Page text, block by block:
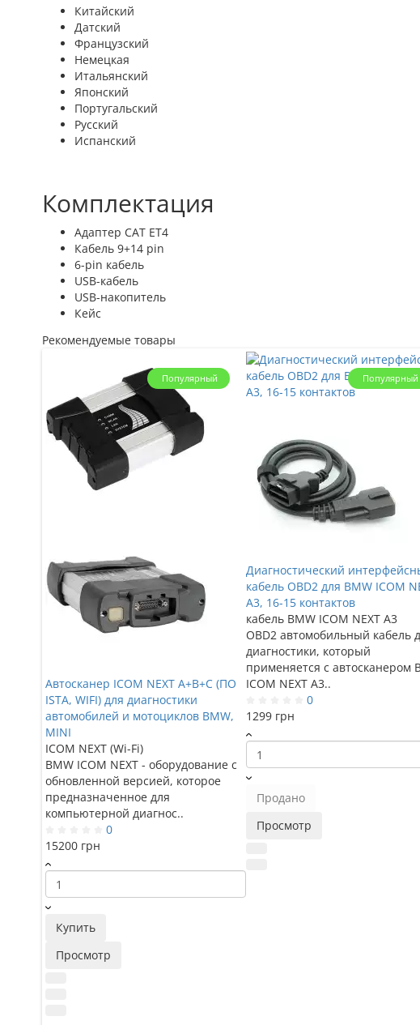
Китайский
Датский
Французский
Немецкая
Итальянский
Японский
Португальский
Русский
Испанский
Комплектация
Адаптер CAT ET4
Кабель 9+14 pin
6-pin кабель
USB-кабель
USB-накопитель
Кейс
Рекомендуемые товары
Популярный
Автосканер ICOM NEXT A+B+C (ПО
ISTA, WIFI) для диагностики
автомобилей и мотоциклов BMW,
MINI
ICOM NEXT (Wi-Fi)
BMW ICOM NEXT - оборудование с
обновленной версией, которое
предназначенное для
компьютерной диагнос..
0
15200 грн
Купить
Просмотр
Популярный
Диагностический
кабель OBD2 для BMW ICOM
A3, 16-15 контактов
кабель BMW ICOM NEXT A3
OBD2 автомобильный кабель
диагностики, который
применяется с автосканером
ICOM NEXT A3..
0
1299 грн
Продано
Просмотр